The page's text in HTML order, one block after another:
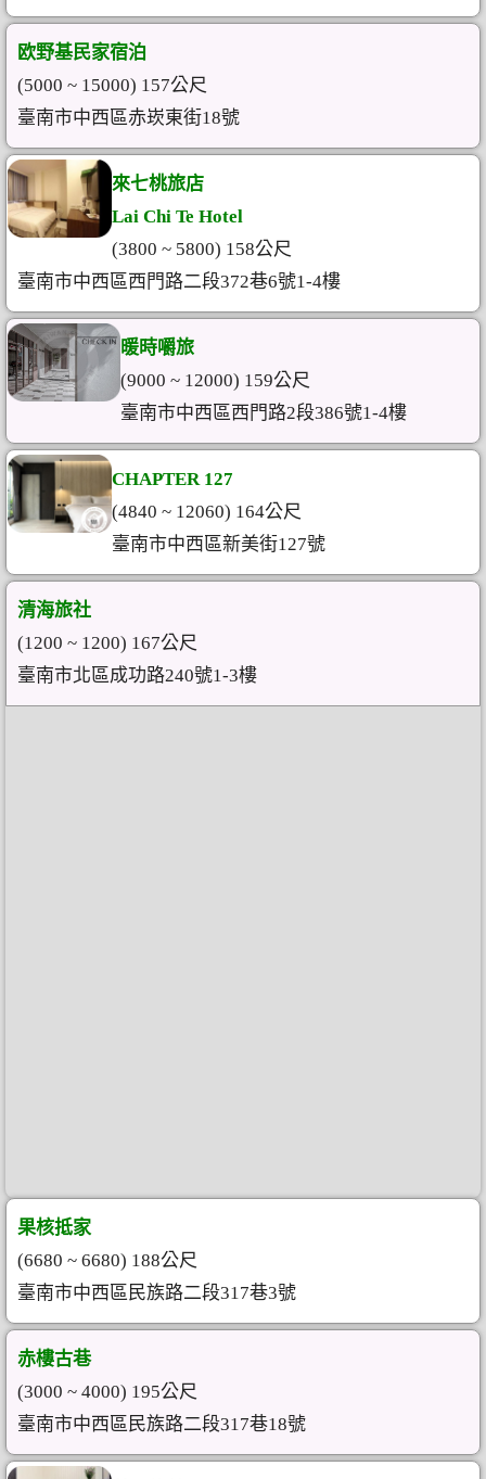
欧野基民家宿泊
(5000 ~ 15000) 157公尺
臺南市中西區赤崁東街18號
來七桃旅店
Lai Chi Te Hotel
(3800 ~ 5800) 158公尺
臺南市中西區西門路二段372巷6號1-4樓
暖時嚼旅
(9000 ~ 12000) 159公尺
臺南市中西區西門路2段386號1-4樓
CHAPTER 127
(4840 ~ 12060) 164公尺
臺南市中西區新美街127號
清海旅社
(1200 ~ 1200) 167公尺
臺南市北區成功路240號1-3樓
果核抵家
(6680 ~ 6680) 188公尺
臺南市中西區民族路二段317巷3號
赤樓古巷
(3000 ~ 4000) 195公尺
臺南市中西區民族路二段317巷18號